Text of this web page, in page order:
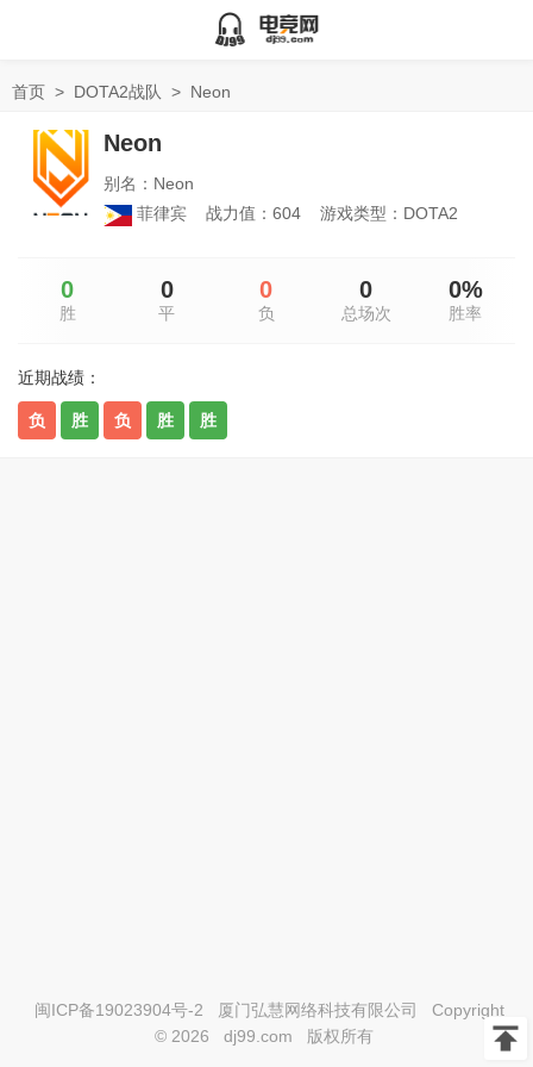
首页 > DOTA2战队 > Neon
Neon
别名：Neon
菲律宾
战力值：604 游戏类型：DOTA2
0
胜
0
平
0
负
0
总场次
0%
胜率
近期战绩：
负 胜 负 胜 胜
闽ICP备19023904号-2 厦门弘慧网络科技有限公司
Copyright
© 2026
dj99.com 版权所有